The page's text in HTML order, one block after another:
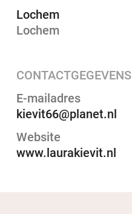
Lochem
Lochem
CONTACTGEGEVENS
E-mailadres
kievit66@planet.nl
Website
www.laurakievit.nl